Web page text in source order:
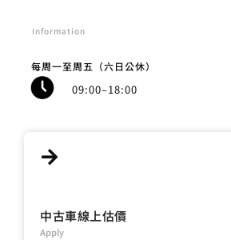
中古車線上估價
Apply
Information
每周一至周五（六日公休）
09:00–18:00